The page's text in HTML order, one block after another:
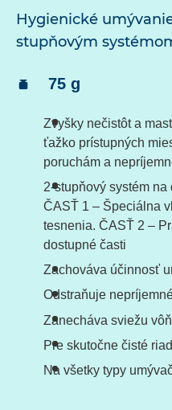
Hygienické
stupňovým
Obsah:
75 g
Zvyšky nečistôt a
ťažko prístupných
poruchám a
2-stupňový systém
ČASŤ 1 – Špeciálna
tesnenia. ČASŤ 2 –
dostupné časti
Zachováva účinnosť
Odstraňuje
Zanecháva sviežu
Pre skutočne čisté
Na všetky typy